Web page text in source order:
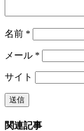
名前 *
メール *
サイト
関連記事